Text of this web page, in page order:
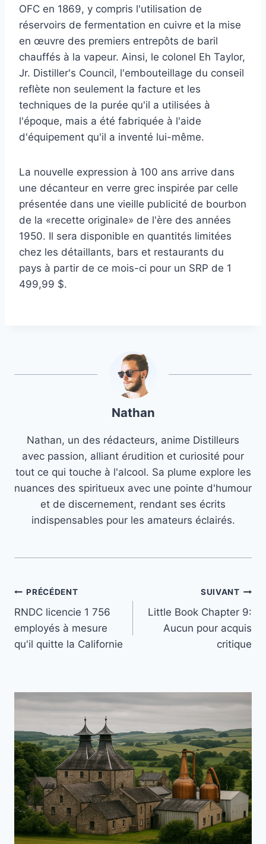
OFC en 1869, y compris l'utilisation de
réservoirs de fermentation en cuivre et la mise
en œuvre des premiers entrepôts de baril
chauffés à la vapeur. Ainsi, le colonel Eh Taylor,
Jr. Distiller's Council, l'embouteillage du conseil
reflète non seulement la facture et les
techniques de la purée qu'il a utilisées à
l'époque, mais a été fabriquée à l'aide
d'équipement qu'il a inventé lui-même.
La nouvelle expression à 100 ans arrive dans
une décanteur en verre grec inspirée par celle
présentée dans une vieille publicité de bourbon
de la «recette originale» de l'ère des années
1950. Il sera disponible en quantités limitées
chez les détaillants, bars et restaurants du
pays à partir de ce mois-ci pour un SRP de 1
499,99 $.
Nathan
Nathan, un des rédacteurs, anime Distilleurs
avec passion, alliant érudition et curiosité pour
tout ce qui touche à l'alcool. Sa plume explore les
nuances des spiritueux avec une pointe d'humour
et de discernement, rendant ses écrits
indispensables pour les amateurs éclairés.
Navigation
de
l’article
PRÉCÉDENT
RNDC licencie 1 756
employés à mesure
qu'il quitte la Californie
SUIVANT
Little Book Chapter 9:
Aucun pour acquis
critique